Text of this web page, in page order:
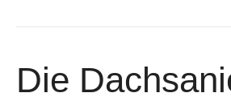
Die